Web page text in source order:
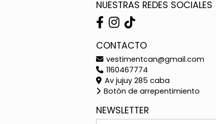
NUESTRAS REDES SOCIALES
CONTACTO
vestimentcan@gmail.com
1160467774
Av jujuy 285 caba
Botón de arrepentimiento
NEWSLETTER